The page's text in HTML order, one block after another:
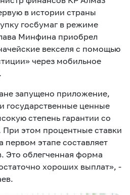
в истории страны
госбумаг в режиме
Минфина приобрел
векселя с помощью
через мобильное
запущено приложение,
государственные ценные
степень гарантии со
При этом процентные ставки
этапе составляет
Это облегченная форма
хороших выплат», -